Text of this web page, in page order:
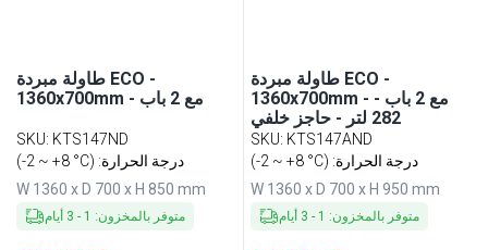
طاولة مبردة ECO -
1360x700mm - مع 2 باب
SKU: KTS147ND
(-2 ~ +8 °C) :درجة الحرارة
W 1360 x D 700 x H 850 mm
متوفر بالمخزون:
1
-
3 أيام
طاولة مبردة ECO -
1360x700mm - مع 2 باب -
282 لتر - حاجز خلفي
SKU: KTS147AND
(-2 ~ +8 °C) :درجة الحرارة
W 1360 x D 700 x H 950 mm
متوفر بالمخزون:
1
-
3 أيام